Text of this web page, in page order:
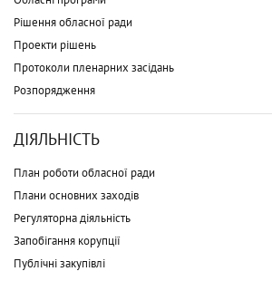
Рішення обласної ради
Проекти рішень
Протоколи пленарних засідань
Розпорядження
ДІЯЛЬНІСТЬ
План роботи обласної ради
Плани основних заходів
Регуляторна діяльність
Запобігання корупції
Публічні закупівлі